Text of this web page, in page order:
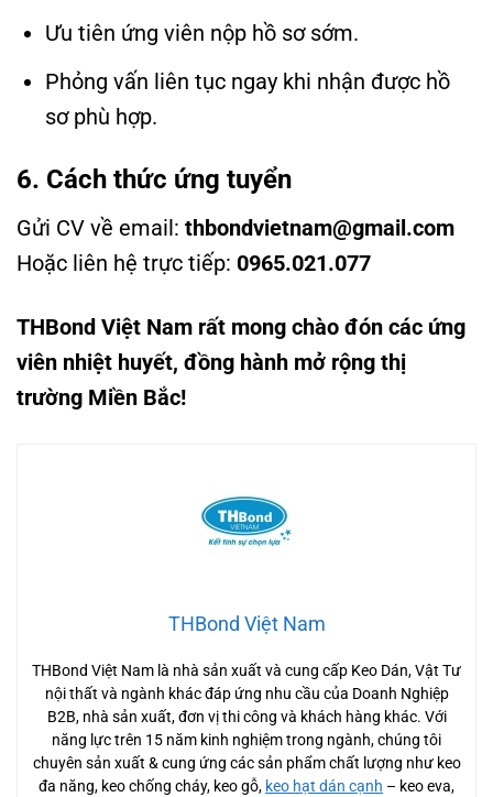
Ưu tiên ứng viên nộp hồ sơ sớm.
Phỏng vấn liên tục ngay khi nhận được hồ
sơ phù hợp.
6. Cách thức ứng tuyển
Gửi CV về email: thbondvietnam@gmail.com
Hoặc liên hệ trực tiếp: 0965.021.077
THBond Việt Nam rất mong chào đón các ứng
viên nhiệt huyết, đồng hành mở rộng thị
trường Miền Bắc!
THBond Việt Nam
THBond Việt Nam là nhà sản xuất và cung cấp Keo Dán, Vật Tư
nội thất và ngành khác đáp ứng nhu cầu của Doanh Nghiệp
B2B, nhà sản xuất, đơn vị thi công và khách hàng khác. Với
năng lực trên 15 năm kinh nghiệm trong ngành, chúng tôi
chuyên sản xuất & cung ứng các sản phẩm chất lượng như keo
đa năng, keo chống cháy, keo gỗ, keo hạt dán cạnh – keo eva,